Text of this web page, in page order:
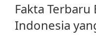
Fakta
Indonesia